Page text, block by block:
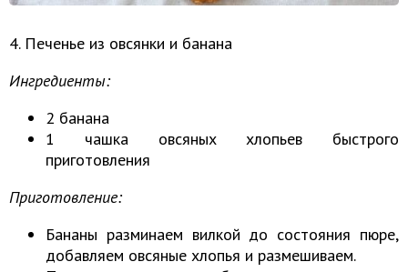
4. Печенье из овсянки и банана
Ингредиенты:
2 банана
1 чашка овсяных хлопьев быстрого
приготовления
Приготовление:
Бананы разминаем вилкой до состояния пюре,
добавляем овсяные хлопья и размешиваем.